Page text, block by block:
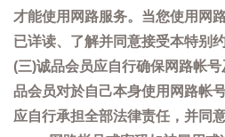
才能使用网路服务。当您使用网
已详读、了解并同意接受本特别
(三)诚品会员应自行确保网路帐
品会员对於自己本身使用网路帐
应自行承担全部法律责任，并同